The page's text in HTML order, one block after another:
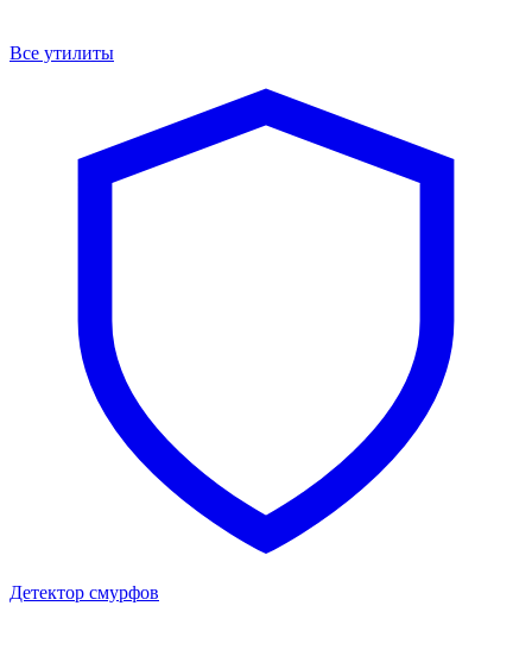
Все утилиты
Детектор смурфов